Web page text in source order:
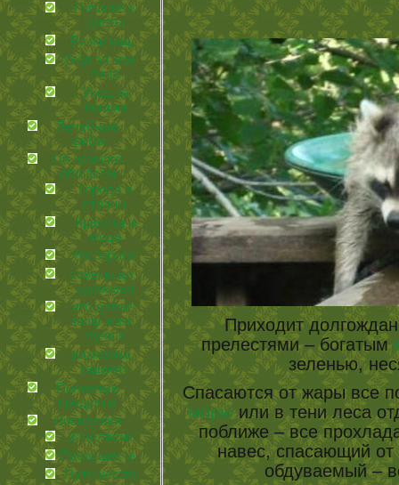
Питание и
диеты
Ручки наши
Уход за кожей
лица
Уход за
ногами
Лечебные
грибы
По немного
обо всем
Города и
страны
Красота и
мода
На экране
советы для
здоровья
что делает
нашу жизнь
лучше
эзотерика и
гадания
Полезные
продукты
Посиделки
иcцеляемся
Происшествия
Путешествия
Приходит
прелестями – богатым
зеленью,
Спасаются от жары все
морюили в тени леса
поближе – все
навес, спасающий от
обдуваемый –